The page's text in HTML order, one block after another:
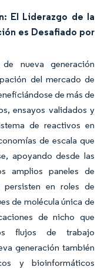
El Liderazgo de la
es Desafiado por
nueva generación
del mercado de
de más de
ensayos validados y
de reactivos en
de escala que
apoyando desde las
amplios paneles de
en roles de
de molécula única de
de nicho que
flujos de trabajo
generación también
y bioinformáticos